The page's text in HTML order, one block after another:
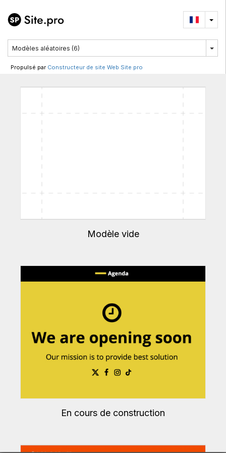
Propulsé par Constructeur de site Web Site.pro
Modèle vide
En cours de construction